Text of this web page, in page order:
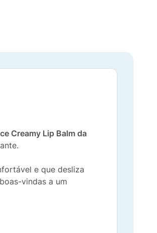
Creamy Lip Balm da
e que desliza
vindas a um